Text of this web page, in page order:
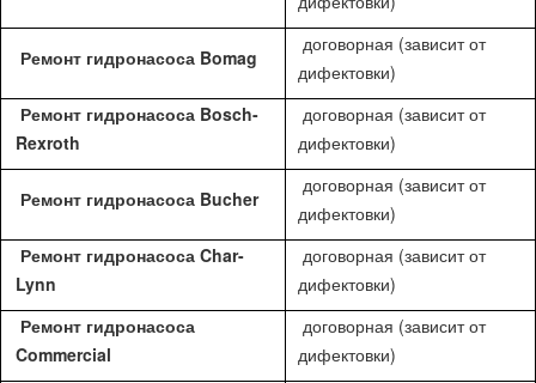
Ремонт гидронасоса Bomag
договорная (зависит от
дифектовки)
Ремонт гидронасоса Bosch-
Rexroth
договорная (зависит от
дифектовки)
Ремонт гидронасоса Bucher
договорная (зависит от
дифектовки)
Ремонт гидронасоса Char-
Lynn
договорная (зависит от
дифектовки)
Ремонт гидронасоса
Commercial
договорная (зависит от
дифектовки)